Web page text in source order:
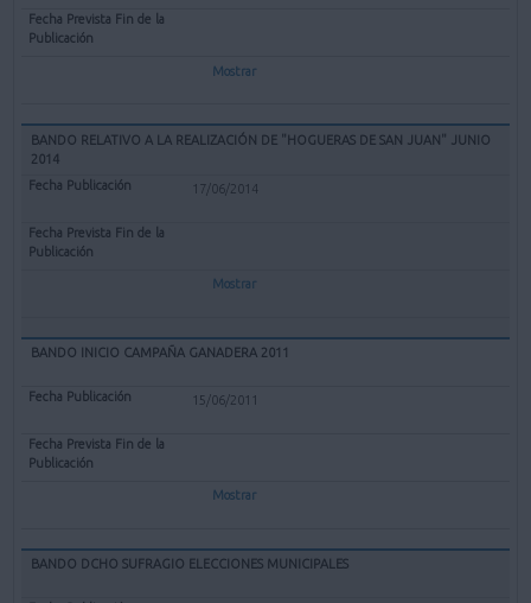
Mostrar
BANDO RELATIVO A LA REALIZACIÓN DE "HOGUERAS DE SAN JUAN" JUNIO
2014
17/06/2014
Mostrar
BANDO INICIO CAMPAÑA GANADERA 2011
15/06/2011
Mostrar
BANDO DCHO SUFRAGIO ELECCIONES MUNICIPALES